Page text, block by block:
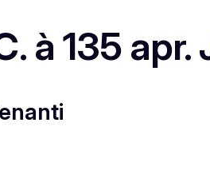
à 135 apr.